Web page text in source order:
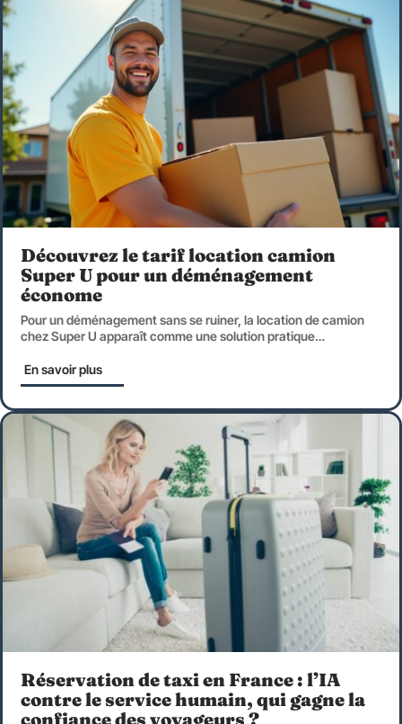
Découvrez le tarif location camion
Super U pour un déménagement
économe
Pour un déménagement sans se ruiner, la location de camion
chez Super U apparaît comme une solution pratique…
En savoir plus
Réservation de taxi en France : l’IA
contre le service humain, qui gagne la
confiance des voyageurs ?